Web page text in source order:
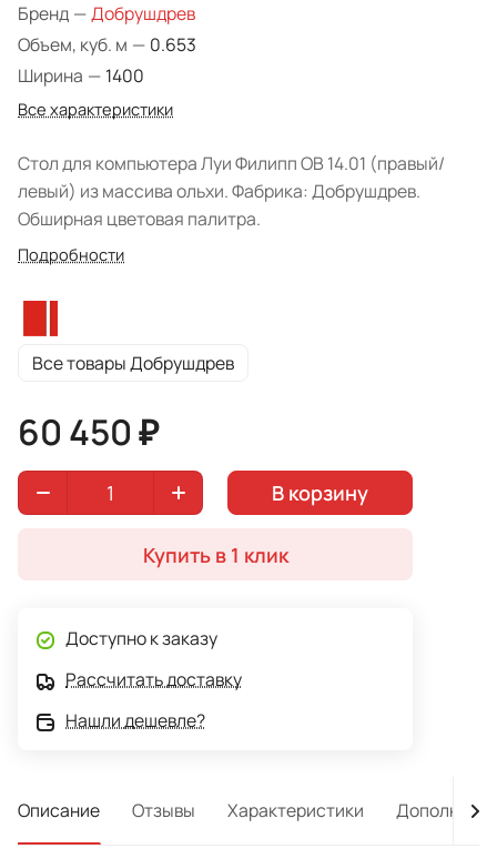
Бренд —Добрушдрев
Объем, куб. м — 0.653
Ширина — 1400
Все характеристики
Стол для компьютера Луи Филипп ОВ 14.01 (правый/
левый) из массива ольхи. Фабрика: Добрушдрев.
Обширная цветовая палитра.
Подробности
Все товары Добрушдрев
60 450 ₽
В корзину
Купить в 1 клик
Доступно к заказу
Рассчитать доставку
Нашли дешевле?
Описание Отзывы Характеристики